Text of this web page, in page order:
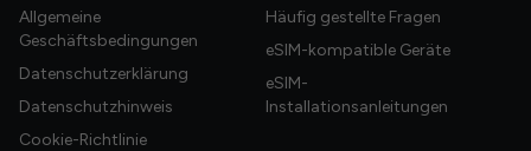
Allgemeine
Geschäftsbedingungen
Datenschutzerklärung
Datenschutzhinweis
Cookie-Richtlinie
Häufig gestellte Fragen
eSIM-kompatible Geräte
eSIM-
Installationsanleitungen